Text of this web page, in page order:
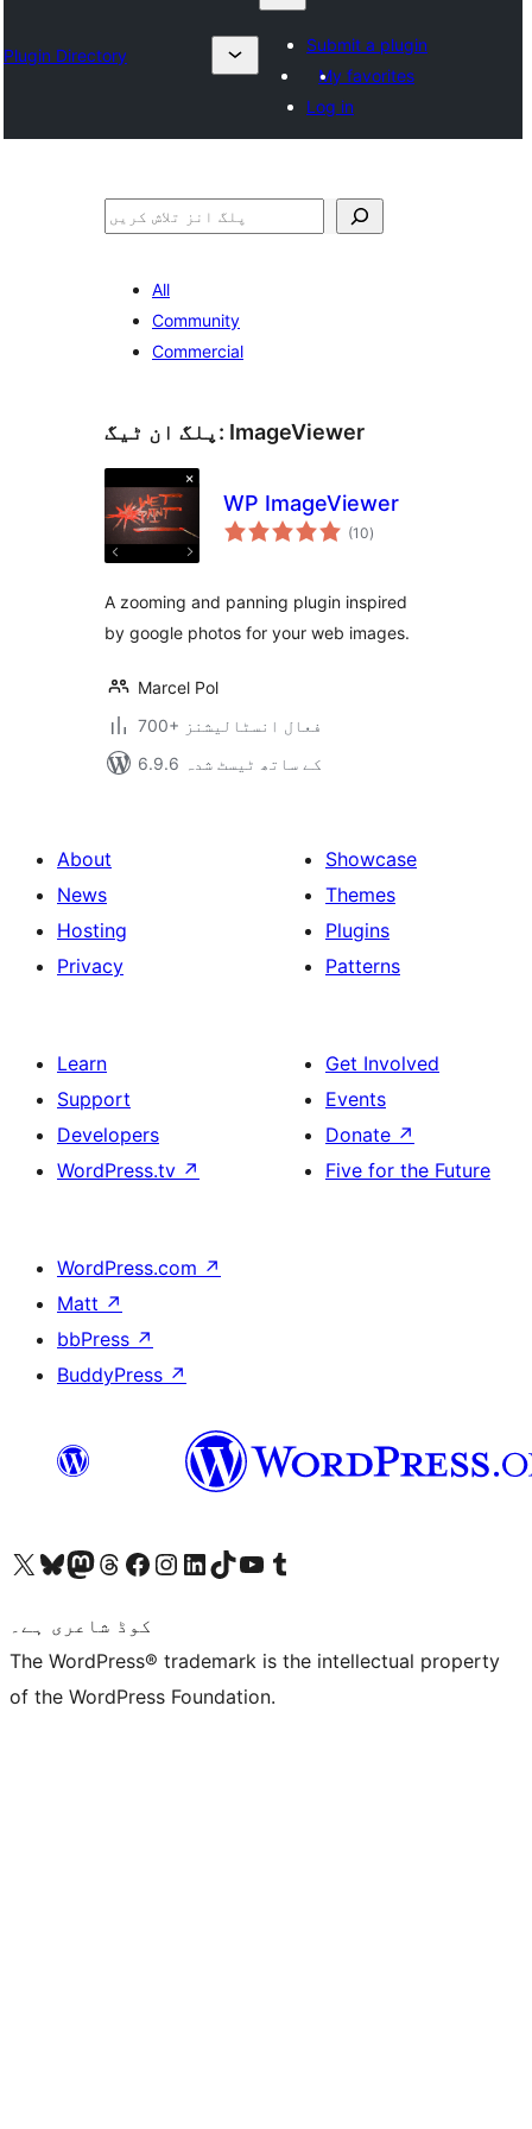
Plugin Directory
Submit a plugin
My favorites
Log in
تلاش
All
Community
Commercial
پلگ ان ٹیگ: ImageViewer
WP ImageViewer
(10مجموعی
درجہ
)
A zooming and panning plugin inspired
by google photos for your web images.
Marcel Pol
700+ فعال انسٹالیشنز
6.9.6 کے ساتھ ٹیسٹ شدہ
About
News
Hosting
Privacy
Showcase
Themes
Plugins
Patterns
Learn
Support
Developers
WordPress.tv ↗
Get Involved
Events
Donate ↗
Five for the Future
WordPress.com ↗
Matt ↗
bbPress ↗
BuddyPress ↗
Visit our X (formerly Twitter) account
ہمارے بلیواسکائی اکاؤنٹ پر جائیں
Visit our Mastodon account
ہمارے ٹھریڈز اکاؤنٹ پر جائیں
Visit our Facebook page
Visit our Instagram account
Visit our LinkedIn account
ہمارے ٹک ٹاک اکاؤنٹ پر جائیں
Visit our YouTube channel
ہمارے ٹمبلر اکاؤنٹ پر جائیں
کوڈ شاعری ہے۔
The WordPress® trademark is the intellectual property
of the WordPress Foundation.